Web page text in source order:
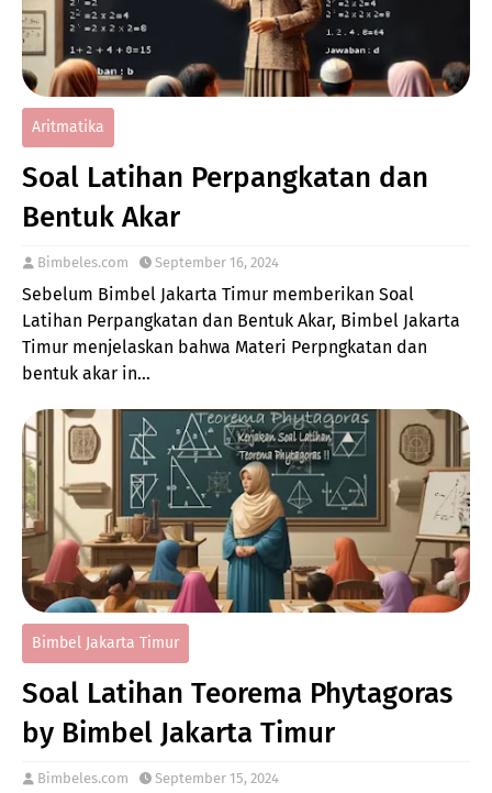
Aritmatika
Soal Latihan Perpangkatan dan
Bentuk Akar
Bimbeles.com September 16, 2024
Sebelum Bimbel Jakarta Timur memberikan Soal
Latihan Perpangkatan dan Bentuk Akar, Bimbel Jakarta
Timur menjelaskan bahwa Materi Perpngkatan dan
bentuk akar in…
Bimbel Jakarta Timur
Soal Latihan Teorema Phytagoras
by Bimbel Jakarta Timur
Bimbeles.com September 15, 2024